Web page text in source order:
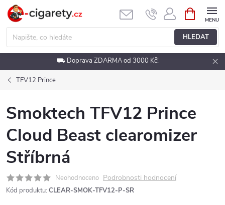
Přejít
obsah
HLEDAT
NÁKUPNÍ
KOŠÍK
⛟ Doprava ZDARMA od 3000 Kč!
TFV12 Prince
Smoktech TFV12 Prince
Cloud Beast clearomizer
Stříbrná
Neohodnoceno Podrobnosti hodnocení
Kód produktu: CLEAR-SMOK-TFV12-P-SR